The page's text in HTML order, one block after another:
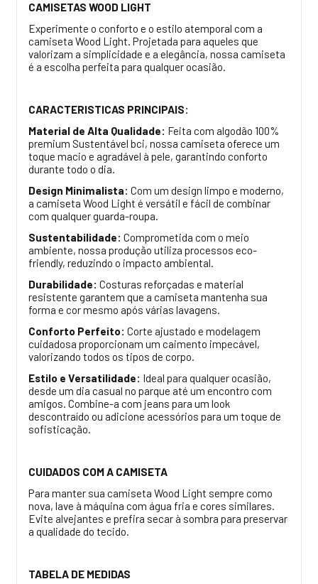
CAMISETAS WOOD LIGHT
Experimente o conforto e o estilo atemporal com a
camiseta Wood Light. Projetada para aqueles que
valorizam a simplicidade e a elegância, nossa camiseta
é a escolha perfeita para qualquer ocasião.
CARACTERISTICAS PRINCIPAIS:
Material de Alta Qualidade: Feita com algodão 100%
premium Sustentável bci, nossa camiseta oferece um
toque macio e agradável à pele, garantindo conforto
durante todo o dia.
Design Minimalista: Com um design limpo e moderno,
a camiseta Wood Light é versátil e fácil de combinar
com qualquer guarda-roupa.
Sustentabilidade: Comprometida com o meio
ambiente, nossa produção utiliza processos eco-
friendly, reduzindo o impacto ambiental.
Durabilidade: Costuras reforçadas e material
resistente garantem que a camiseta mantenha sua
forma e cor mesmo após várias lavagens.
Conforto Perfeito: Corte ajustado e modelagem
cuidadosa proporcionam um caimento impecável,
valorizando todos os tipos de corpo.
Estilo e Versatilidade: Ideal para qualquer ocasião,
desde um dia casual no parque até um encontro com
amigos. Combine-a com jeans para um look
descontraído ou adicione acessórios para um toque de
sofisticação.
CUIDADOS COM A CAMISETA
Para manter sua camiseta Wood Light sempre como
nova, lave à máquina com água fria e cores similares.
Evite alvejantes e prefira secar à sombra para preservar
a qualidade do tecido.
TABELA DE MEDIDAS